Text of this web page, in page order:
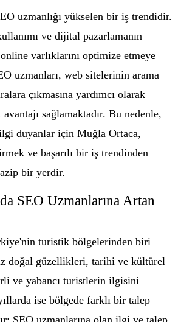
uzmanlığı yükselen bir iş trendidir.
ve dijital pazarlamanın
varlıklarını optimize etmeye
uzmanları, web sitelerinin arama
çıkmasına yardımcı olarak
sağlamaktadır. Bu nedenle,
ilgi duyanlar için Muğla Ortaca,
ve başarılı bir iş trendinden
bir yerdir.
SEO Uzmanlarına Artan
turistik bölgelerinden biri
doğal güzellikleri, tarihi ve kültürel
ve yabancı turistlerin ilgisini
ise bölgede farklı bir talep
SEO uzmanlarına olan ilgi ve talep.